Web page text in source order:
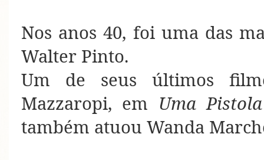
Nos anos 40, foi uma das
Walter Pinto.
Um de seus últimos
Mazzaropi, em Uma
também atuou Wanda